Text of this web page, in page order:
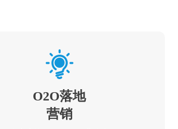
O2O落地
营销